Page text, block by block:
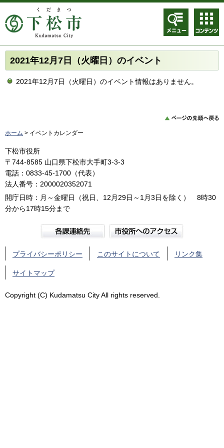
メニュ
ー
コンテ
ンツメ
ニュー
2021年12月7日（火曜日）のイベント
2021年12月7日（火曜日）のイベント情報はありません。
ホーム > イベントカレンダー
下松市役所
〒744-8585 山口県下松市大手町3-3-3
電話：0833-45-1700（代表）
法人番号：2000020352071
開庁日時：月～金曜日（祝日、12月29日～1月3日を除く） 8時30
分から17時15分まで
プライバシーポリシー このサイトについて リンク集
サイトマップ
Copyright (C) Kudamatsu City All rights reserved.